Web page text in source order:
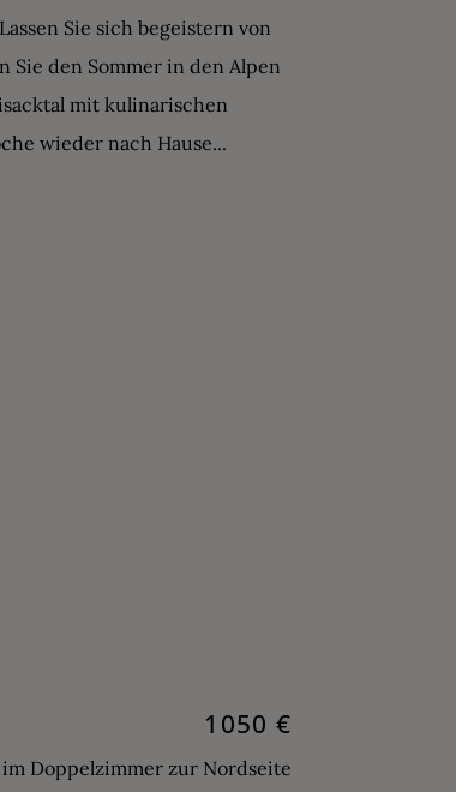
Sie sich begeistern von
Sie den Sommer in den Alpen
mit kulinarischen
wieder nach Hause...
1050 €
Doppelzimmer zur Nordseite